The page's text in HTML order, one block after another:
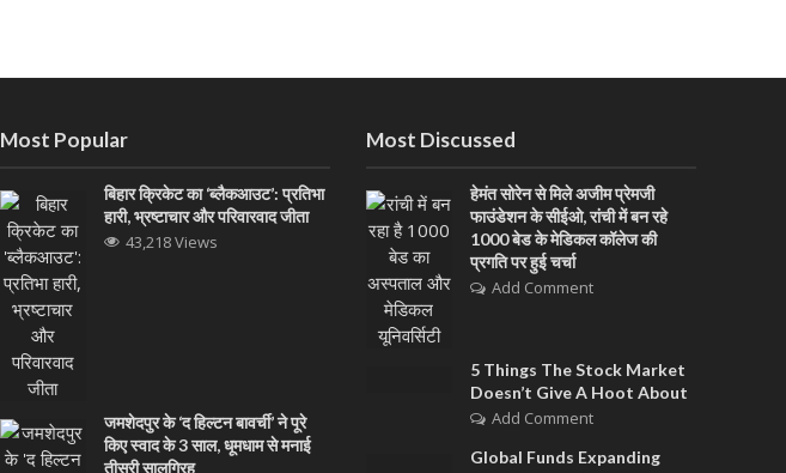
Most Popular
बिहार क्रिकेट का ‘ब्लैकआउट’: प्रतिभा
हारी, भ्रष्टाचार और परिवारवाद जीता
43,218 Views
जमशेदपुर के ‘द हिल्टन बावर्ची’ ने पूरे
किए स्वाद के 3 साल, धूमधाम से मनाई
तीसरी सालगिरह
Most Discussed
हेमंत सोरेन से मिले अजीम प्रेमजी
फाउंडेशन के सीईओ, रांची में बन रहे
1000 बेड के मेडिकल कॉलेज की
प्रगति पर हुई चर्चा
Add Comment
5 Things The Stock Market
Doesn’t Give A Hoot About
Add Comment
Global Funds Expanding